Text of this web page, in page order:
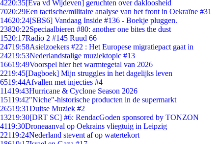
4220:35[Eva vd Wijdeven] geruchten over dakloosheid
7020:29Een tactische/militaire analyse van het front in Oekraïne #31
14620:24[SBS6] Vandaag Inside #136 - Boekje pluggen.
23820:22Speciaalbieren #80: another one bites the dust
1520:17Radio 2 #145 Ruud 66
24719:58Asielzoekers #22 : Het Europese migratiepact gaat in
24219:53Nederlandstalige muziektopic #13
16619:49Voorspel hier het warmtegetal van 2026
2219:45[Dagboek] Mijn struggles in het dagelijks leven
6519:44Afvallen met injecties #4
11419:43Hurricane & Cyclone Season 2026
15119:42"Niche"-historische producten in de supermarkt
26519:31Duitse Muziek #2
13219:30[DRT SC] #6: RendacGoden sponsored by TONZON
4119:30Droneaanval op Oekrains vliegtuig in Leipzig
22119:24Nederland stevent af op watertekort